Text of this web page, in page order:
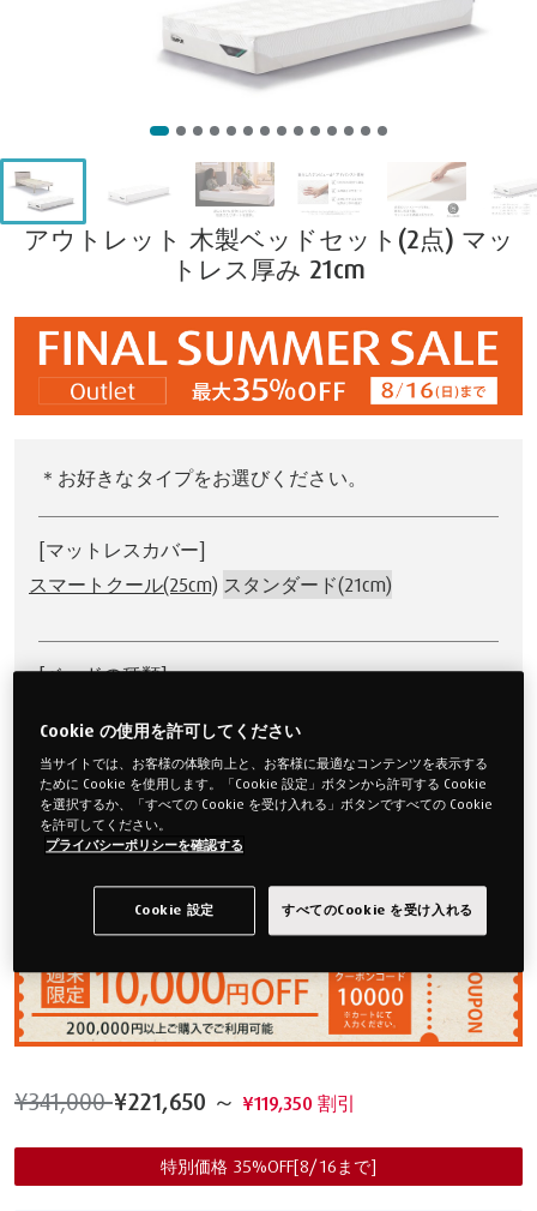
アウトレット 木製ベッドセット(2点) マッ
トレス厚み 21cm
＊お好きなタイプをお選びください。
[マットレスカバー]
スマートクール(25cm) スタンダード(21cm)
[ベッドの種類]
木製ベッド
※寝ごこちは「ふつうのかたさ」です。
せください。
¥341,000¥221,650 ～ ¥119,350 割引
特別価格 35%OFF[8/16まで]
Cookie の使用を許可してください
当サイトでは、お客様の体験向上と、お客様に最適なコンテンツを表示する
ために Cookie を使用します。「Cookie 設定」ボタンから許可する Cookie
を選択するか、「すべての Cookie を受け入れる」ボタンですべての Cookie
を許可してください。
プライバシーポリシーを確認する
Cookie 設定 すべてのCookie を受け入れる